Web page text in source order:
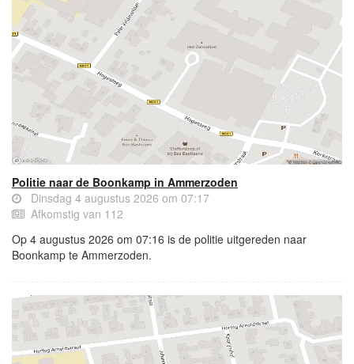
Politie naar de Boonkamp in Ammerzoden
Dinsdag 4 augustus 2026 om 07:17
Afkomstig van 112
Op 4 augustus 2026 om 07:16 is de politie uitgereden naar
Boonkamp te Ammerzoden.